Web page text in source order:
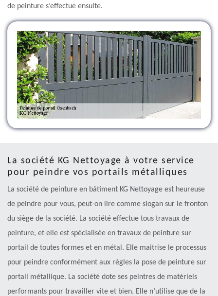
de peinture s’effectue ensuite.
La société KG Nettoyage à votre service
pour peindre vos portails métalliques
La société de peinture en bâtiment KG Nettoyage est heureuse
de peindre pour vous, peut-on lire comme slogan sur le fronton
du siège de la société. La société effectue tous travaux de
peinture, et elle est spécialisée en travaux de peinture sur
portail de toutes formes et en métal. Elle maitrise le processus
pour peindre conformément aux règles la pose de peinture sur
portail métallique. La société dote ses peintres de matériels
performants pour travailler vite et bien. Elle n’utilise que de la